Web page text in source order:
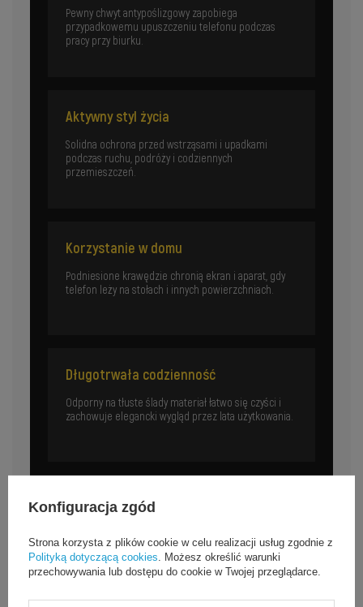
Pewny chwyt antypoślizgowy zapobiega
przypadkowemu upuszczeniu telefonu podczas
pracy przy biurku.
Aktywny styl życia
Solidna ochrona przed wstrząsami i upadkami
podczas ruchu, podróży i codziennych
przemieszczeń.
Korzystanie w domu
Podniesione krawędzie chronią ekran i aparat, gdy
telefon leży na stołach i innych powierzchniach.
Długotrwała codzienność
Odporny na tłuste ślady materiał łatwo się czyści i
zachowuje elegancki wygląd przez lata użytkowania.
Specyfikacja
Konfiguracja zgód
Strona korzysta z plików cookie w celu realizacji usług zgodnie z
Polityką dotyczącą cookies . Możesz określić warunki
przechowywania lub dostępu do cookie w Twojej przeglądarce.